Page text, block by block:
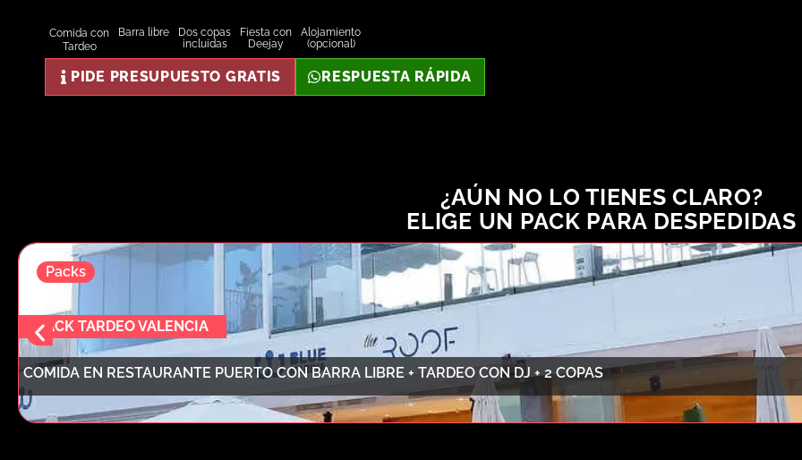
Comida con
Tardeo
Barra libre
Dos copas
incluidas
Fiesta con
Deejay
Alojamiento
(opcional)
PIDE PRESUPUESTO GRATIS RESPUESTA RÁPIDA
¿AÚN NO LO TIENES CLARO?
ELIGE UN PACK PARA DESPEDIDAS
Packs
PACK TARDEO VALENCIA
COMIDA EN RESTAURANTE PUERTO CON BARRA LIBRE + TARDEO CON DJ + 2 COPAS